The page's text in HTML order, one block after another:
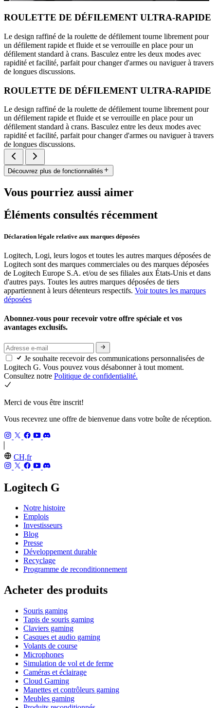
ROULETTE DE DÉFILEMENT ULTRA-RAPIDE
Le design raffiné de la roulette de défilement tourne librement pour
un défilement rapide et fluide et se verrouille en place pour un
défilement standard à crans. Basculez entre les deux modes avec
rapidité et facilité, parfait pour changer d'armes ou naviguer à travers
de longues discussions.
ROULETTE DE DÉFILEMENT ULTRA-RAPIDE
Le design raffiné de la roulette de défilement tourne librement pour
un défilement rapide et fluide et se verrouille en place pour un
défilement standard à crans. Basculez entre les deux modes avec
rapidité et facilité, parfait pour changer d'armes ou naviguer à travers
de longues discussions.
Découvrez plus de fonctionnalités
Vous pourriez aussi aimer
Éléments consultés récemment
Déclaration légale relative aux marques déposées
Logitech, Logi, leurs logos et toutes les autres marques déposées de
Logitech sont des marques commerciales ou des marques déposées
de Logitech Europe S.A. et/ou de ses filiales aux États-Unis et dans
d'autres pays. Toutes les autres marques déposées de tiers
appartiennent à leurs détenteurs respectifs. Voir toutes les marques
déposées
Abonnez-vous pour recevoir votre offre spéciale et vos
avantages exclusifs.
Je souhaite recevoir des communications personnalisées de
Logitech G. Vous pouvez vous désabonner à tout moment.
Consultez notre Politique de confidentialité.
Merci de vous être inscrit!
Vous recevrez une offre de bienvenue dans votre boîte de réception.
CH,fr
Logitech G
Notre histoire
Emplois
Investisseurs
Blog
Presse
Développement durable
Recyclage
Programme de reconditionnement
Acheter des produits
Souris gaming
Tapis de souris gaming
Claviers gaming
Casques et audio gaming
Volants de course
Microphones
Simulation de vol et de ferme
Caméras et éclairage
Cloud Gaming
Manettes et contrôleurs gaming
Meubles gaming